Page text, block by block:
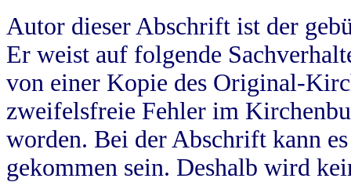
Autor dieser Abschrift ist der
Er weist auf folgende
von einer Kopie des Original-
zweifelsfreie Fehler im
worden. Bei der Abschrift kann
gekommen sein. Deshalb wird